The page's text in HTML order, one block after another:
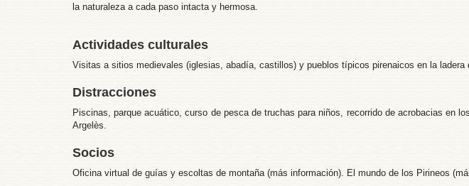
la naturaleza a cada paso intacta y hermosa.
Actividades culturales
Visitas a sitios medievales (iglesias, abadía, castillos) y pueblos típicos pirenaicos en la
Distracciones
Piscinas, parque acuático, curso de pesca de truchas para niños, recorrido de acrobacias en
Argelès.
Socios
Oficina virtual de guías y escoltas de montaña (más información). El mundo de los Pirineos